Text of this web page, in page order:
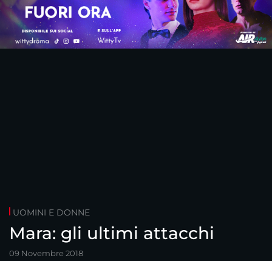
UOMINI E DONNE
Mara: gli ultimi attacchi
09 Novembre 2018